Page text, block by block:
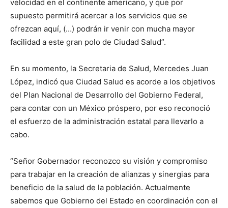
velocidad en el continente americano, y que por
supuesto permitirá acercar a los servicios que se
ofrezcan aquí, (…) podrán ir venir con mucha mayor
facilidad a este gran polo de Ciudad Salud”.
En su momento, la Secretaria de Salud, Mercedes Juan
López, indicó que Ciudad Salud es acorde a los objetivos
del Plan Nacional de Desarrollo del Gobierno Federal,
para contar con un México próspero, por eso reconoció
el esfuerzo de la administración estatal para llevarlo a
cabo.
“Señor Gobernador reconozco su visión y compromiso
para trabajar en la creación de alianzas y sinergias para
beneficio de la salud de la población. Actualmente
sabemos que Gobierno del Estado en coordinación con el